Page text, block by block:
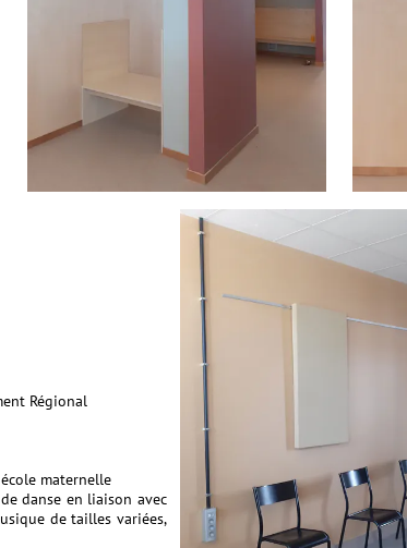
Régional
maternelle
danse en liaison avec
de tailles variées,